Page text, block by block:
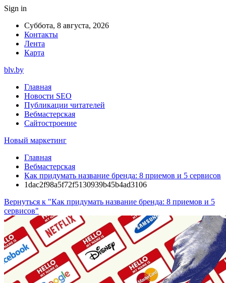
Sign in
Суббота, 8 августа, 2026
Контакты
Лента
Карта
blv.by
Главная
Новости SEO
Публикации читателей
Вебмастерская
Сайтостроение
Новый маркетинг
Главная
Вебмастерская
Как придумать название бренда: 8 приемов и 5 сервисов
1dac2f98a5f72f5130939b45b4ad3106
Вернуться к "Как придумать название бренда: 8 приемов и 5
сервисов"